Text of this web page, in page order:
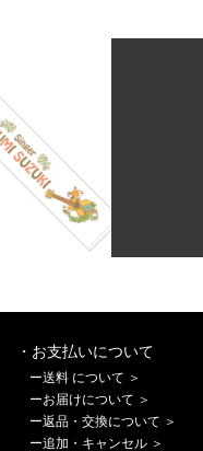
・お支払いについて
ー送料 について ＞
ーお届けについて ＞
ー返品・交換について ＞
ー追加・キャンセル ＞